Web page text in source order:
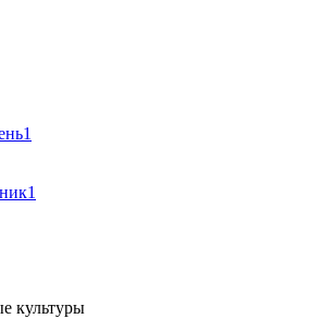
1
1
культуры